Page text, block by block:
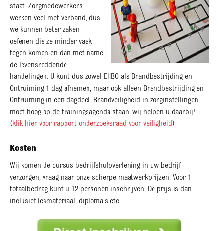
staat. Zorgmedewerkers
werken veel met verband, dus
we kunnen beter zaken
oefenen die ze minder vaak
tegen komen en dan met name
de levensreddende
handelingen. U kunt dus zowel EHBO als Brandbestrijding en
Ontruiming 1 dag afnemen, maar ook alleen Brandbestrijding en
Ontruiming in een dagdeel. Brandveiligheid in zorginstellingen
moet hoog op de trainingsagenda staan, wij helpen u daarbij!
(klik hier voor rapport onderzoeksraad voor veiligheid)
Kosten
Wij komen de cursus bedrijfshulpverlening in uw bedrijf
verzorgen, vraag naar onze scherpe maatwerkprijzen. Voor 1
totaalbedrag kunt u 12 personen inschrijven. De prijs is dan
inclusief lesmateriaal, diploma’s etc.